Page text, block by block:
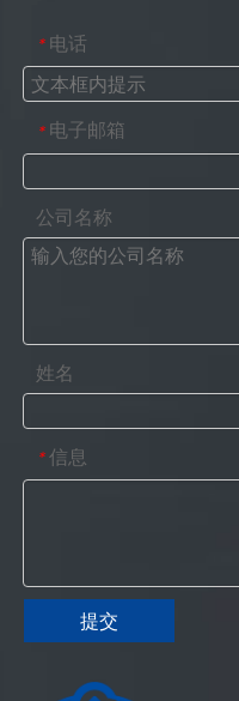
* 电话
* 电子邮箱
公司名称
姓名
* 信息
提交